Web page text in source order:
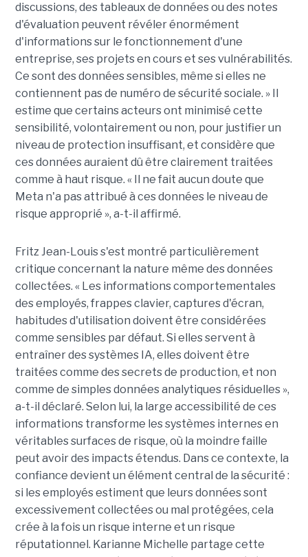
discussions, des tableaux de données ou des notes
d'évaluation peuvent révéler énormément
d'informations sur le fonctionnement d'une
entreprise, ses projets en cours et ses vulnérabilités.
Ce sont des données sensibles, même si elles ne
contiennent pas de numéro de sécurité sociale. » Il
estime que certains acteurs ont minimisé cette
sensibilité, volontairement ou non, pour justifier un
niveau de protection insuffisant, et considère que
ces données auraient dû être clairement traitées
comme à haut risque. « Il ne fait aucun doute que
Meta n'a pas attribué à ces données le niveau de
risque approprié », a-t-il affirmé.
Fritz Jean-Louis s'est montré particulièrement
critique concernant la nature même des données
collectées. « Les informations comportementales
des employés, frappes clavier, captures d'écran,
habitudes d'utilisation doivent être considérées
comme sensibles par défaut. Si elles servent à
entraîner des systèmes IA, elles doivent être
traitées comme des secrets de production, et non
comme de simples données analytiques résiduelles »,
a-t-il déclaré. Selon lui, la large accessibilité de ces
informations transforme les systèmes internes en
véritables surfaces de risque, où la moindre faille
peut avoir des impacts étendus. Dans ce contexte, la
confiance devient un élément central de la sécurité :
si les employés estiment que leurs données sont
excessivement collectées ou mal protégées, cela
crée à la fois un risque interne et un risque
réputationnel. Karianne Michelle partage cette